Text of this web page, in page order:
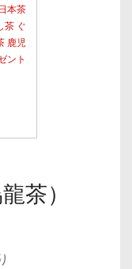
本茶
茶 ぐ
鹿児
ント
茶）